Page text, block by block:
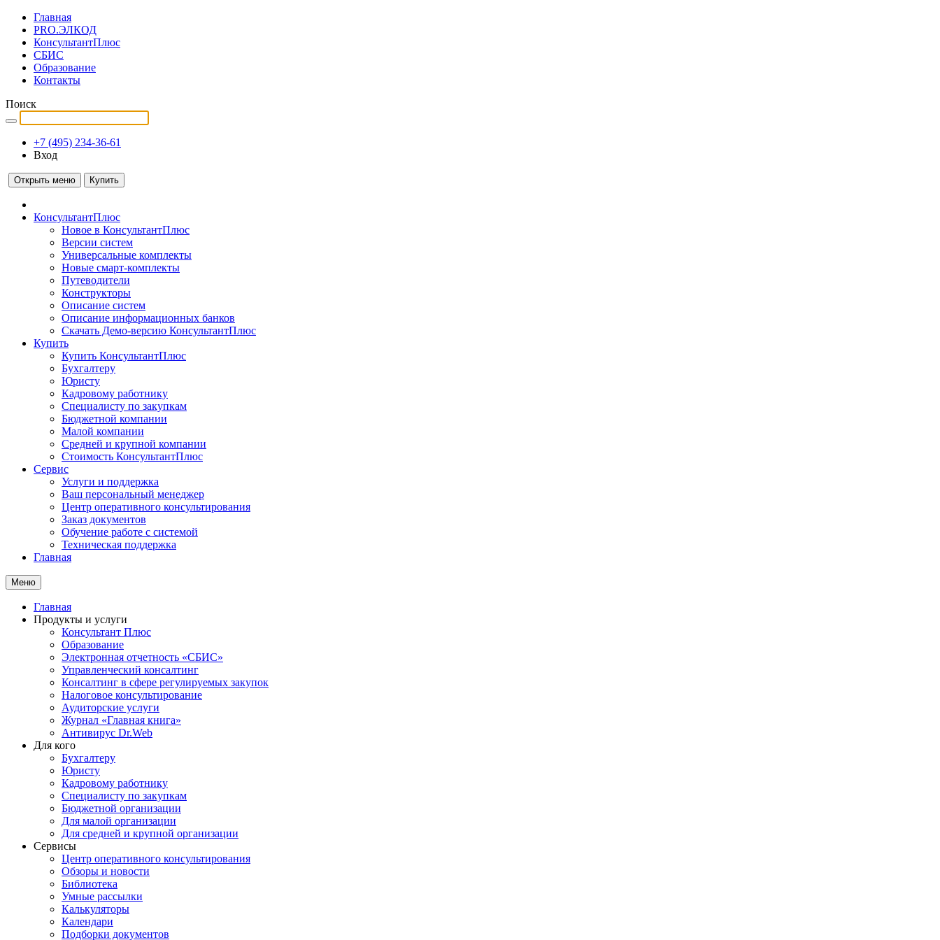
Главная
PRO.ЭЛКОД
КонсультантПлюс
СБИС
Образование
Контакты
Поиск
+7 (495) 234-36-61
Вход
Открыть меню Купить
КонсультантПлюс
Новое в КонсультантПлюс
Версии систем
Универсальные комплекты
Новые смарт-комплекты
Путеводители
Конструкторы
Описание систем
Описание информационных банков
Скачать Демо-версию КонсультантПлюс
Купить
Купить КонсультантПлюс
Бухгалтеру
Юристу
Кадровому работнику
Специалисту по закупкам
Бюджетной компании
Малой компании
Средней и крупной компании
Стоимость КонсультантПлюс
Сервис
Услуги и поддержка
Ваш персональный менеджер
Центр оперативного консультирования
Заказ документов
Обучение работе с системой
Техническая поддержка
Главная
Меню
Главная
Продукты и услуги
Консультант Плюс
Образование
Электронная отчетность «СБИС»
Управленческий консалтинг
Консалтинг в сфере регулируемых закупок
Налоговое консультирование
Аудиторские услуги
Журнал «Главная книга»
Антивирус Dr.Web
Для кого
Бухгалтеру
Юристу
Кадровому работнику
Специалисту по закупкам
Бюджетной организации
Для малой организации
Для средней и крупной организации
Сервисы
Центр оперативного консультирования
Обзоры и новости
Библиотека
Умные рассылки
Калькуляторы
Календари
Подборки документов